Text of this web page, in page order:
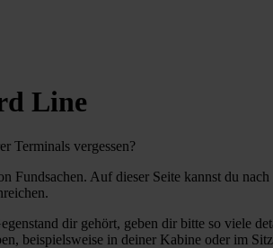
Line
Terminals vergessen?
Auf dieser Seite kannst du
dir gehört, geben dir bitte so
beispielsweise in deiner Kabine oder im